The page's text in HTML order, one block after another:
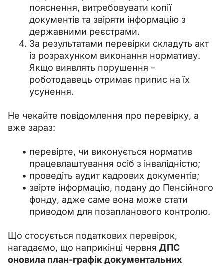
пояснення, витребовувати копії
документів та звіряти інформацію з
державними реєстрами.
За результатами перевірки складуть акт
із розрахунком виконання нормативу.
Якщо виявлять порушення –
роботодавець отримає припис на їх
усунення.
Не чекайте повідомлення про перевірку, а
вже зараз:
перевірте, чи виконується норматив
працевлаштування осіб з інвалідністю;
проведіть аудит кадрових документів;
звірте інформацію, подану до Пенсійного
фонду, адже саме вона може стати
приводом для позапланового контролю.
Що стосується податкових перевірок,
нагадаємо, що наприкінці червня ДПС
оновила план-графік документальних